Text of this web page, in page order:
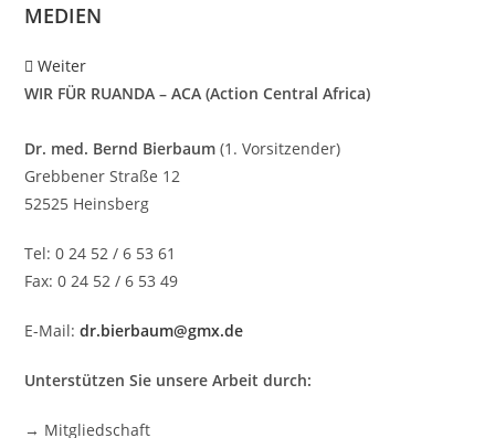
MEDIEN
Weiter
WIR FÜR RUANDA – ACA (Action Central Africa)
Dr. med. Bernd Bierbaum(1. Vorsitzender)
Grebbener Straße 12
52525 Heinsberg
Tel: 0 24 52 / 6 53 61
Fax: 0 24 52 / 6 53 49
E-Mail: dr.bierbaum@gmx.de
Unterstützen Sie unsere Arbeit durch:
→ Mitgliedschaft